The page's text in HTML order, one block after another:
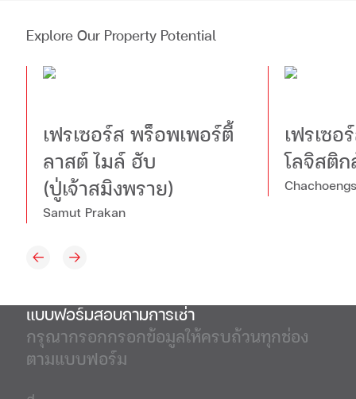
Explore Our Property Potential
เฟรเซอร์ส พร็อพเพอร์ตี้
ลาสต์ ไมล์ ฮับ
(ปู่เจ้าสมิงพราย)
Samut Prakan
เฟรเซอ
โลจิสติ
แบบฟอร์มสอบถามการเช่า
กรุณากรอกกรอกข้อมูลให้ครบถ้วนทุกช่อง
ตามแบบฟอร์ม